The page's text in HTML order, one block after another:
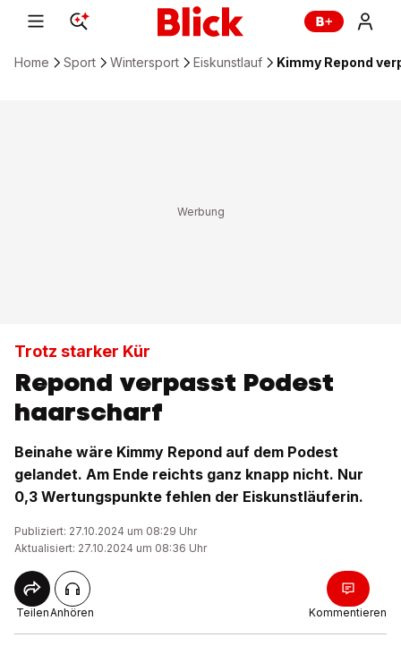
Home Sport Wintersport Eiskunstlauf Kimmy Repond
Trotz starker Kür
Repond verpasst Podest
haarscharf
Beinahe wäre Kimmy Repond auf dem Podest
gelandet. Am Ende reichts ganz knapp nicht. Nur
0,3 Wertungspunkte fehlen der Eiskunstläuferin.
Publiziert: 27.10.2024 um 08:29 Uhr
Aktualisiert: 27.10.2024 um 08:36 Uhr
TeilenAnhören Kommentieren